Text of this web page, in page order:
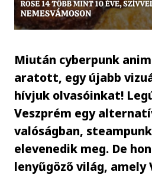
Miután cyberpunk
aratott, egy újabb
hívjuk olvasóinkat!
Veszprém egy
valóságban,
elevenedik meg. De
lenyűgöző világ, amely